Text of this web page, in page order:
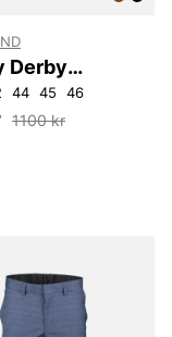
Derby
Sko
44 45 46
1100 kr